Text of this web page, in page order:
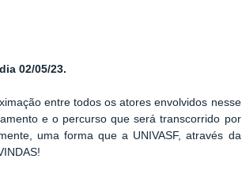
02/05/23.
entre todos os atores envolvidos nesse
e o percurso que será transcorrido por
uma forma que a UNIVASF, através da